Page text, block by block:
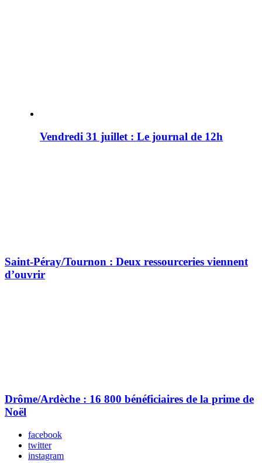
Vendredi 31 juillet : Le journal de 12h
Saint-Péray/Tournon : Deux ressourceries viennent
d’ouvrir
Drôme/Ardèche : 16 800 bénéficiaires de la prime de
Noël
facebook
twitter
instagram